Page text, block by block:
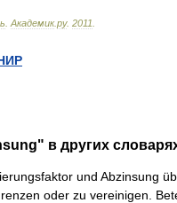
Академик.ру. 2011
в других
und Abzinsung
oder zu vereinigen.